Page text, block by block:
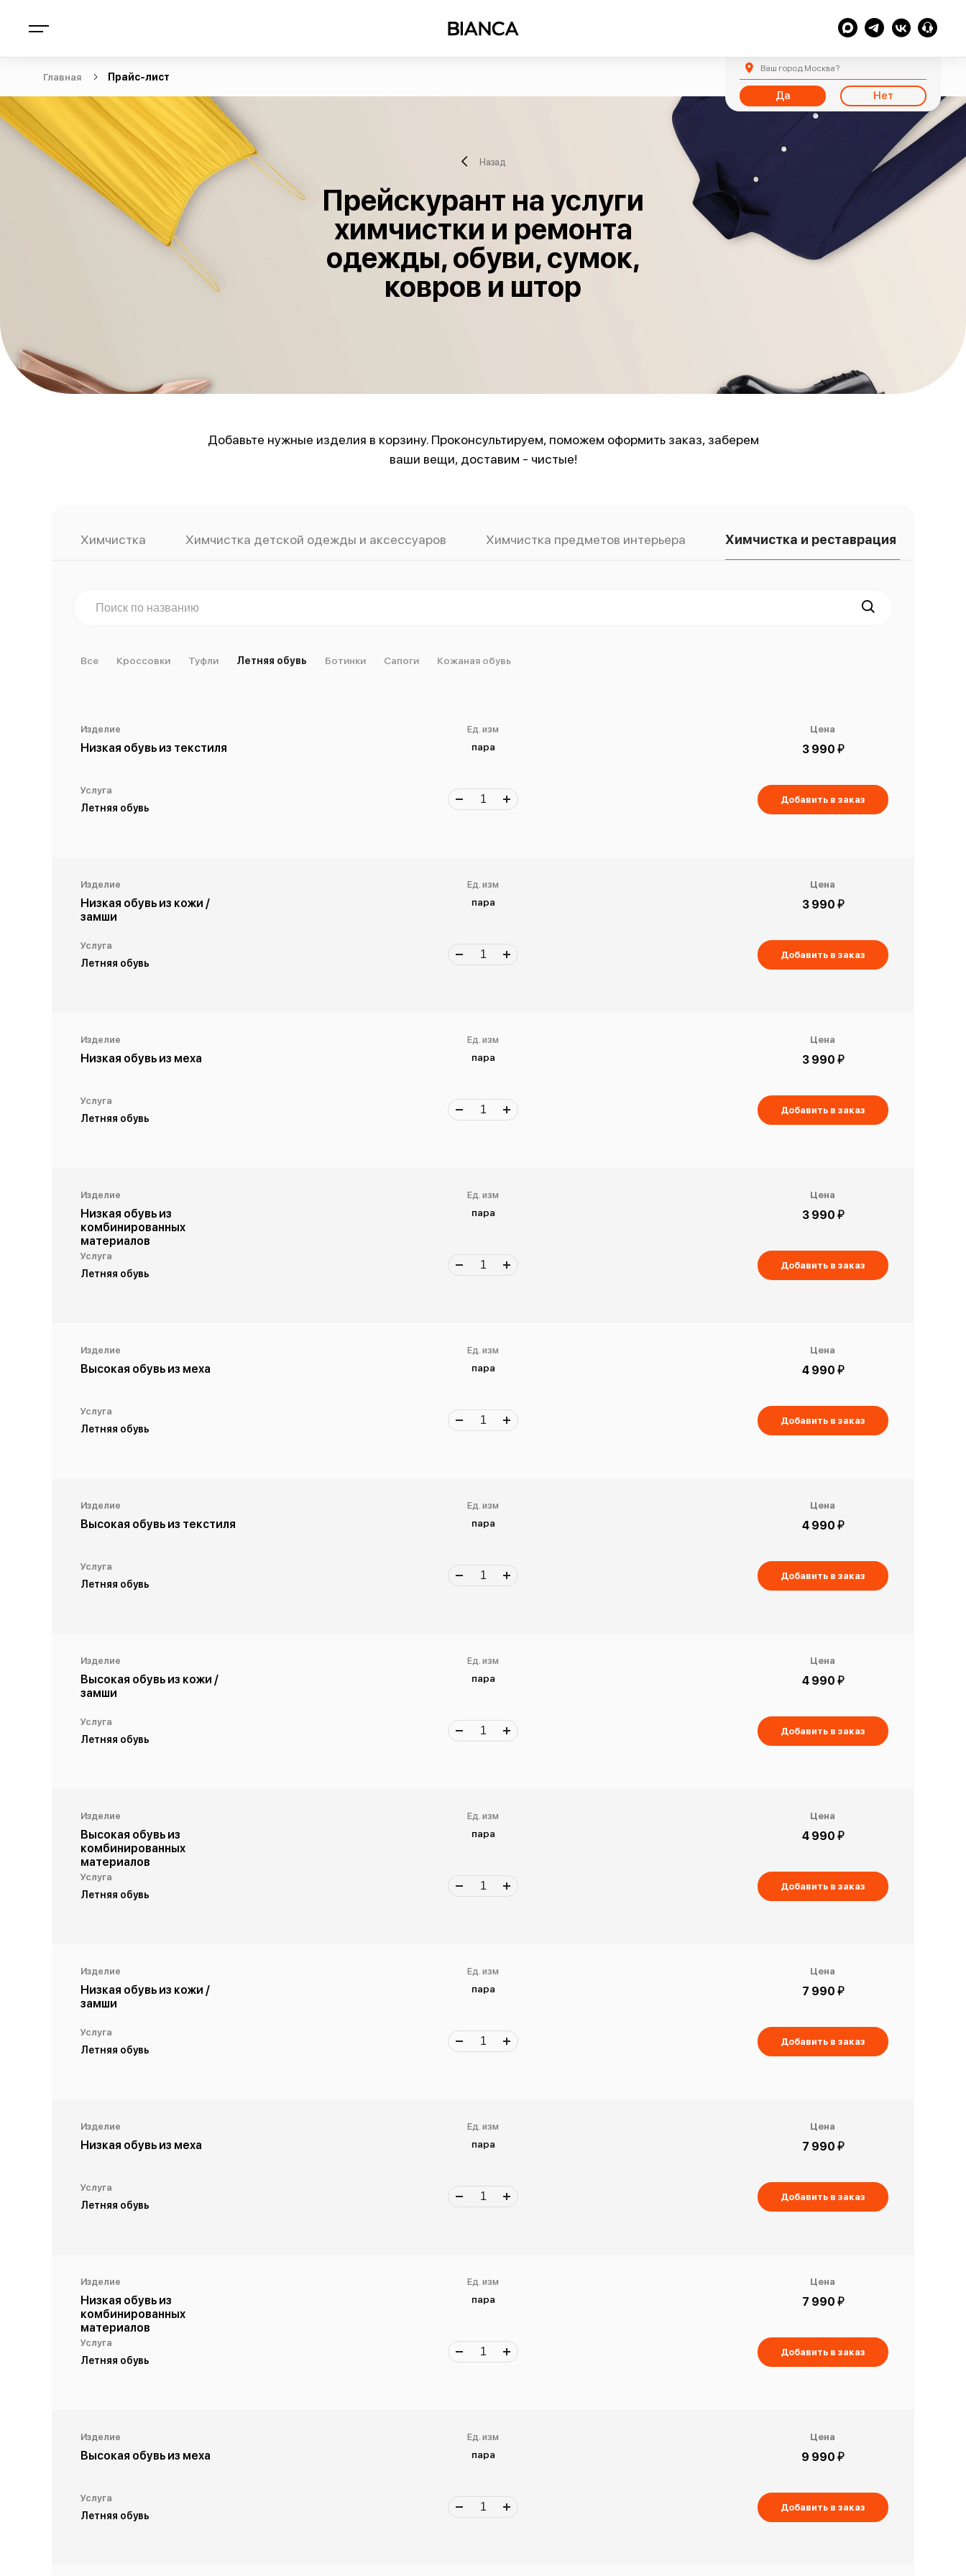
Ваш город Москва?
Да Нет
Главная Прайс-лист
Назад
Прейскурант на услуги
химчистки и ремонта
одежды, обуви, сумок,
ковров и штор
Добавьте нужные изделия в корзину. Проконсультируем, поможем оформить заказ, заберем
ваши вещи, доставим - чистые!
Химчистка Химчистка детской одежды и аксессуаров Химчистка предметов интерьера Химчистка и реставрация обуви
Все Кроссовки Туфли Летняя обувь Ботинки Сапоги Кожаная обувь
Изделие
Низкая обувь из текстиля
Услуга
Летняя обувь
Ед. изм
пара
Цена
3 990 й
Добавить в заказ
Изделие
Низкая обувь из кожи /
замши
Услуга
Летняя обувь
Ед. изм
пара
Цена
3 990 й
Добавить в заказ
Изделие
Низкая обувь из меха
Услуга
Летняя обувь
Ед. изм
пара
Цена
3 990 й
Добавить в заказ
Изделие
Низкая обувь из
комбинированных
материалов
Услуга
Летняя обувь
Ед. изм
пара
Цена
3 990 й
Добавить в заказ
Изделие
Высокая обувь из меха
Услуга
Летняя обувь
Ед. изм
пара
Цена
4 990 й
Добавить в заказ
Изделие
Высокая обувь из текстиля
Услуга
Летняя обувь
Ед. изм
пара
Цена
4 990 й
Добавить в заказ
Изделие
Высокая обувь из кожи /
замши
Услуга
Летняя обувь
Ед. изм
пара
Цена
4 990 й
Добавить в заказ
Изделие
Высокая обувь из
комбинированных
материалов
Услуга
Летняя обувь
Ед. изм
пара
Цена
4 990 й
Добавить в заказ
Изделие
Низкая обувь из кожи /
замши
Услуга
Летняя обувь
Ед. изм
пара
Цена
7 990 й
Добавить в заказ
Изделие
Низкая обувь из меха
Услуга
Летняя обувь
Ед. изм
пара
Цена
7 990 й
Добавить в заказ
Изделие
Низкая обувь из
комбинированных
материалов
Услуга
Летняя обувь
Ед. изм
пара
Цена
7 990 й
Добавить в заказ
Изделие
Высокая обувь из меха
Услуга
Летняя обувь
Ед. изм
пара
Цена
9 990 й
Добавить в заказ